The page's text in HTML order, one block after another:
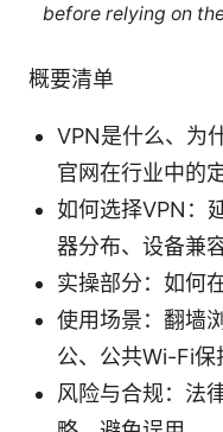
before relying on
概要清单
VPN是什么、为
官网在行业中的
如何选择VPN：
器分布、设备兼
实操部分：如何
使用场景：翻墙
公、公共Wi-Fi保
风险与合规：法